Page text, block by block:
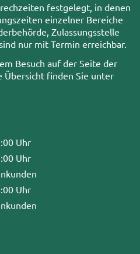
festgelegt, in denen
einzelner Bereiche
Zulassungsstelle
nur mit Termin erreichbar.
Besuch auf der Seite der
Übersicht finden Sie unter
Uhr
Uhr
Uhr